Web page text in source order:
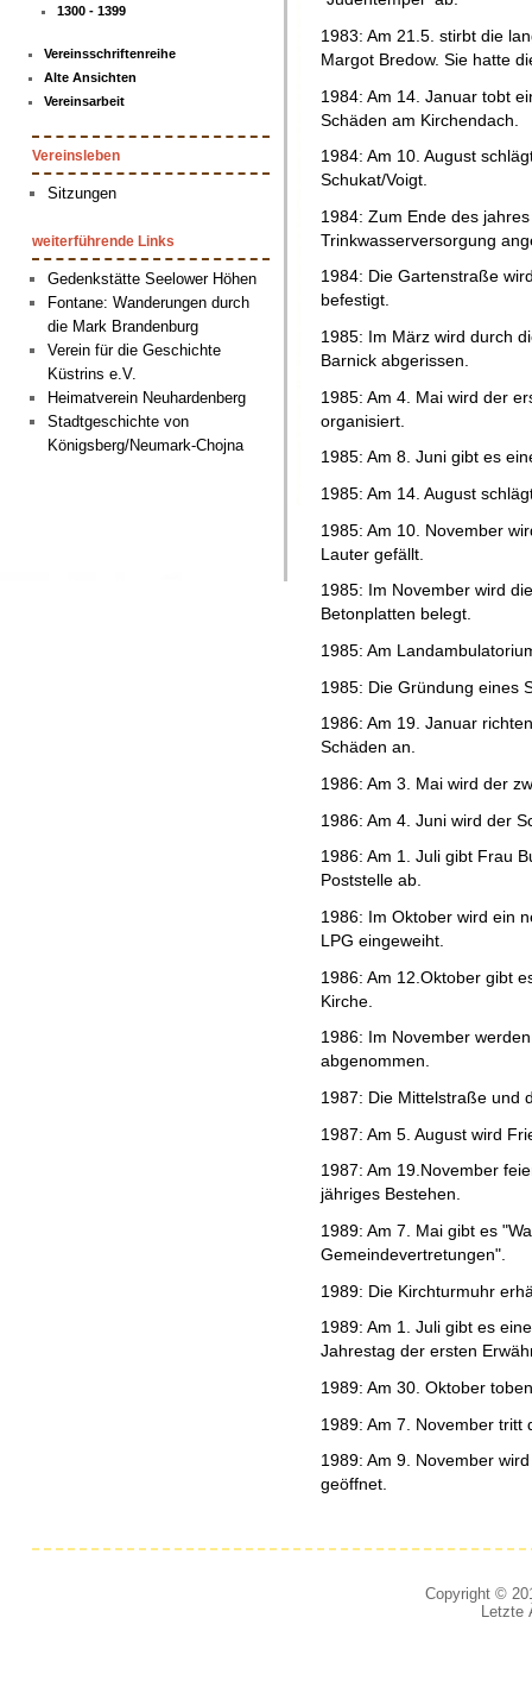
1300 - 1399
Vereinsschriftenreihe
Alte Ansichten
Vereinsarbeit
Vereinsleben
Sitzungen
weiterführende Links
Gedenkstätte Seelower Höhen
Fontane: Wanderungen durch
die Mark Brandenburg
Verein für die Geschichte
Küstrins e.V.
Heimatverein Neuhardenberg
Stadtgeschichte von
Königsberg/Neumark-Chojna
1983: Am 21.5. stirbt die
Margot Bredow. Sie hatte
1984: Am 14. Januar tobt
Schäden am Kirchendach.
1984: Am 10. August
Schukat/Voigt.
1984: Zum Ende des
Trinkwasserversorgung
1984: Die Gartenstraße
befestigt.
1985: Im März wird durch
Barnick abgerissen.
1985: Am 4. Mai wird der
organisiert.
1985: Am 8. Juni gibt es
1985: Am 14. August
1985: Am 10. November
Lauter gefällt.
1985: Im November wird
Betonplatten belegt.
1985: Am
1985: Die Gründung eines
1986: Am 19. Januar
Schäden an.
1986: Am 3. Mai wird der
1986: Am 4. Juni wird der
1986: Am 1. Juli gibt Frau
Poststelle ab.
1986: Im Oktober wird ein
LPG eingeweiht.
1986: Am 12.Oktober gibt
Kirche.
1986: Im November
abgenommen.
1987: Die Mittelstraße und
1987: Am 5. August wird
1987: Am 19.November
jähriges Bestehen.
1989: Am 7. Mai gibt es
Gemeindevertretungen".
1989: Die Kirchturmuhr
1989: Am 1. Juli gibt es
Jahrestag der ersten
1989: Am 30. Oktober
1989: Am 7. November tritt
1989: Am 9. November
geöffnet.
Copyright ©
Letzte